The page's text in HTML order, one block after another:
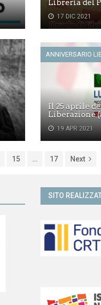
Libreria del
17 DIC 2021
ANNIVERSARIO
Il 25 aprile
Liberazione
19 APR 2021
15 … 17 Next
SITO